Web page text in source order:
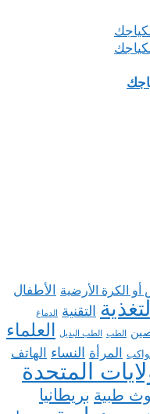
أو الكرة الأرضية الأطفال
التغذية التقنية الدماغ
الطب الطب البديل العلماء
المرأة النساء
الهاتف
المتحدة
طبية بريطانيا